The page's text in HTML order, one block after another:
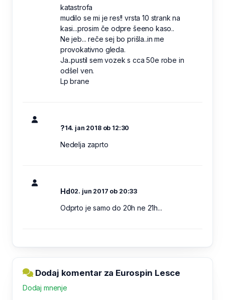
katastrofa
mudilo se mi je res!! vrsta 10 strank na
kasi...prosim če odpre šeeno kaso..
Ne jeb... reče sej bo prišla..in me
provokativno gleda.
Ja..pustil sem vozek s cca 50e robe in
odšel ven.
Lp brane
?14. jan 2018 ob 12:30
Nedelja zaprto
Hd02. jun 2017 ob 20:33
Odprto je samo do 20h ne 21h...
Dodaj komentar za Eurospin Lesce
Dodaj mnenje